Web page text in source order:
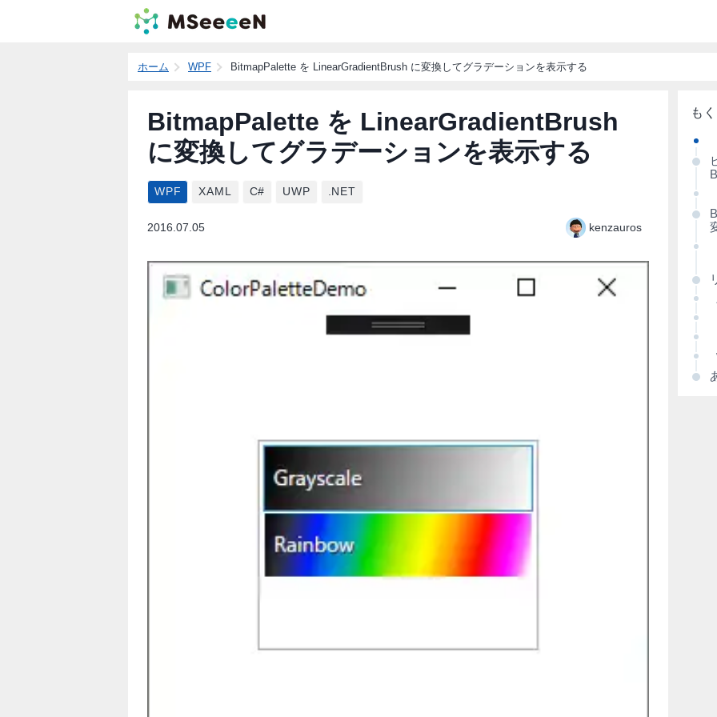
ホーム WPF BitmapPalette を LinearGradientBrush に変換してグラデーションを表示する
BitmapPalette を LinearGradientBrush
に変換してグラデーションを表示する
WPF XAML C# UWP .NET
2016.07.05 kenzauros